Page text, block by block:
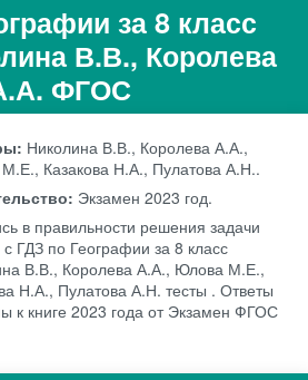
за 8 класс
В.В., Королева
ФГОС
Николина В.В., Королева А.А.,
Казакова Н.А., Пулатова А.Н..
Экзамен 2023 год.
в правильности решения задачи
с ГДЗ по Географии за 8 класс
В.В., Королева А.А., Юлова М.Е.,
Н.А., Пулатова А.Н. тесты . Ответы
к книге 2023 года от Экзамен ФГОС